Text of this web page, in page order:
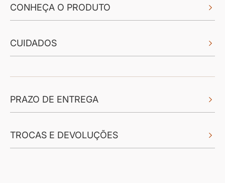
CONHEÇA O PRODUTO
CUIDADOS
PRAZO DE ENTREGA
TROCAS E DEVOLUÇÕES